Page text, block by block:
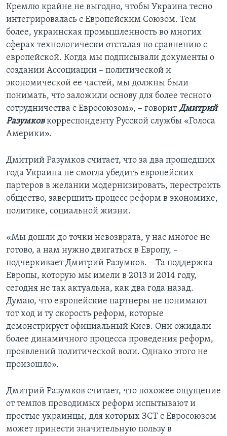
Кремлю крайне не выгодно, чтобы Украина тесно
интегрировалась с Европейским Союзом. Тем
более, украинская промышленность во многих
сферах технологически отсталая по сравнению с
европейской. Когда мы подписывали документы о
создании Ассоциации – политической и
экономической ее частей, мы должны были
понимать, что заложили основу для более тесного
сотрудничества с Евросоюзом», – говоритДмитрий
Разумковкорреспонденту Русской службы «Голоса
Америки».
Дмитрий Разумков считает, что за два прошедших
года Украина не смогла убедить европейских
партеров в желании модернизировать, перестроить
общество, завершить процесс реформ в экономике,
политике, социальной жизни.
«Мы дошли до точки невозврата, у нас многое не
готово, а нам нужно двигаться в Европу, –
подчеркивает Дмитрий Разумков. – Та поддержка
Европы, которую мы имели в 2013 и 2014 году,
сегодня не так актуальна, как два года назад.
Думаю, что европейские партнеры не понимают
тот ход и ту скорость реформ, которые
демонстрирует официальный Киев. Они ожидали
более динамичного процесса проведения реформ,
проявлений политической воли. Однако этого не
произошло».
Дмитрий Разумков считает, что похожее ощущение
от темпов проводимых реформ испытывают и
простые украинцы, для которых ЗСТ с Евросоюзом
может принести значительную пользу в